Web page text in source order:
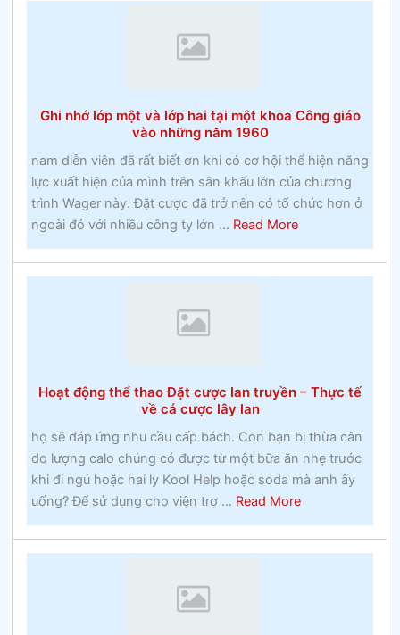
và
thoại
địa
phương
Ghi nhớ lớp một và lớp hai tại một khoa Công giáo
vào những năm 1960
nam diễn viên đã rất biết ơn khi có cơ hội thể hiện năng
lực xuất hiện của mình trên sân khấu lớn của chương
trình Wager này. Đặt cược đã trở nên có tổ chức hơn ở
ngoài đó với nhiều công ty lớn ... Read Moreabout
Ghi
nhớ
tại
khoa
Công
giáo
vào
những
năm
Hoạt động thể thao Đặt cược lan truyền – Thực tế
về cá cược lây lan
họ sẽ đáp ứng nhu cầu cấp bách. Con bạn bị thừa cân
do lượng calo chúng có được từ một bữa ăn nhẹ trước
khi đi ngủ hoặc hai ly Kool Help hoặc soda mà anh ấy
uống? Để sử dụng cho viện trợ ... Read Moreabout
động